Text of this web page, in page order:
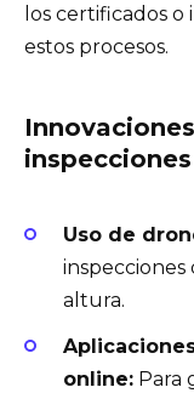
los certificados
estos procesos.
Uso de
inspecciones
altura.
online: Para